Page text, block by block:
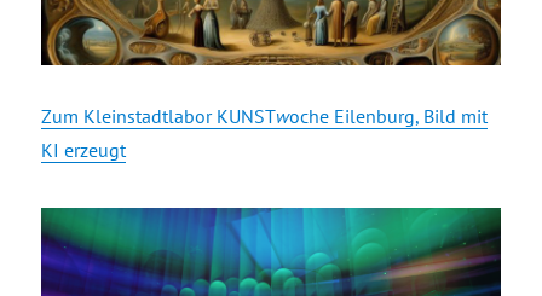
Zum Kleinstadtlabor KUNSTwoche Eilenburg, Bild mit
KI erzeugt